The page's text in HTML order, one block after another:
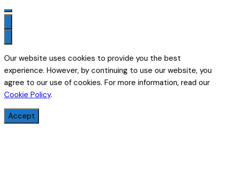
Our website uses cookies to provide you the best
experience. However, by continuing to use our website, you
agree to our use of cookies. For more information, read our
Cookie Policy.
Accept